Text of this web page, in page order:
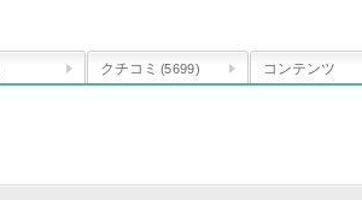
クチコミ (5699) コンテンツ